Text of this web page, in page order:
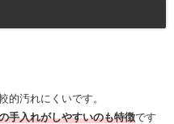
的汚れにくいです。
手入れがしやすいのも特徴です